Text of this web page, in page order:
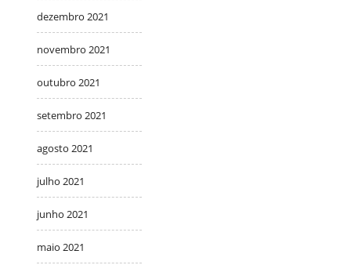
dezembro 2021
novembro 2021
outubro 2021
setembro 2021
agosto 2021
julho 2021
junho 2021
maio 2021